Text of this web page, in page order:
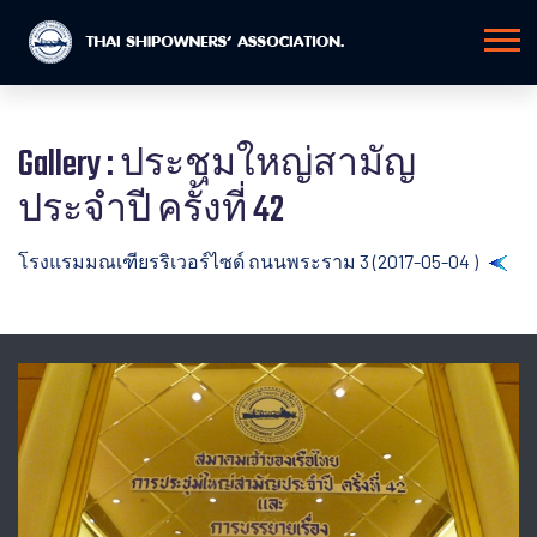
Gallery : ประชุมใหญ่สามัญ
ประจำปี ครั้งที่ 42
โรงแรมมณเฑียรริเวอร์ไซด์ ถนนพระราม 3 (2017-05-04 )